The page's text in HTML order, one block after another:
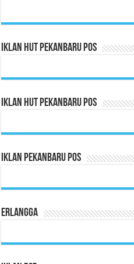
Iklan HUT Pekanbaru Pos
Iklan HUT Pekanbaru Pos
Iklan Pekanbaru Pos
Erlangga